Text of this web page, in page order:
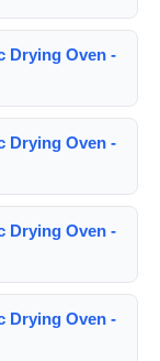
Drying Oven -
Drying Oven -
Drying Oven -
Drying Oven -